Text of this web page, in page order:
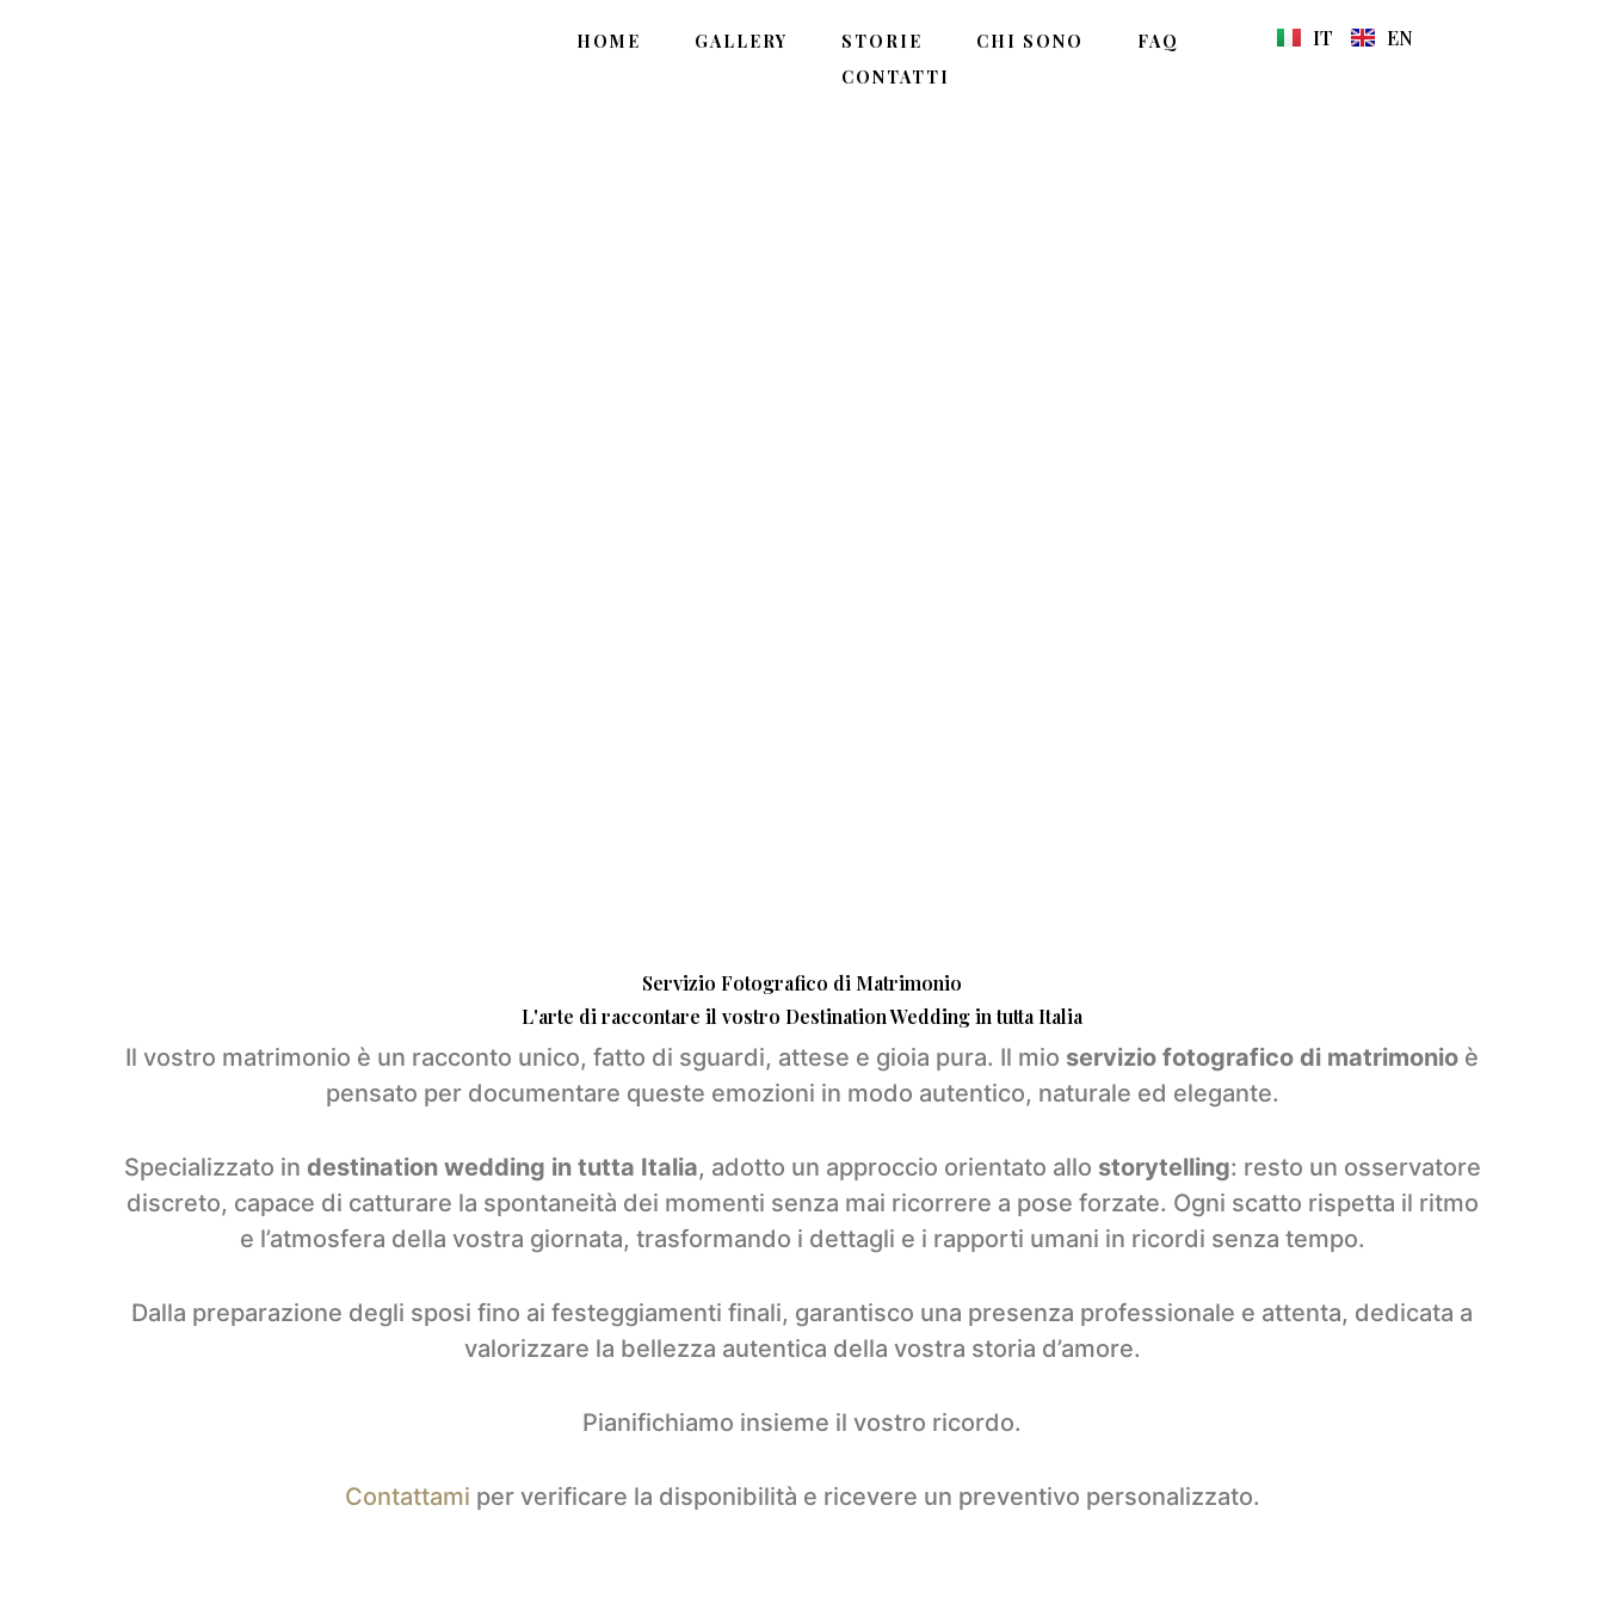
HOME GALLERY STORIE CHI SONO
FAQ
CONTATTI
IT EN
Servizio Fotografico di Matrimonio
L'arte di raccontare il vostro Destination Wedding in tutta Italia
Il vostro matrimonio è un racconto unico, fatto di sguardi, attese e gioia pura. Il mio servizio fotografico di matrimonio è
pensato per documentare queste emozioni in modo autentico, naturale ed elegante.
Specializzato in destination wedding in tutta Italia, adotto un approccio orientato allo storytelling: resto un osservatore
discreto, capace di catturare la spontaneità dei momenti senza mai ricorrere a pose forzate. Ogni scatto rispetta il ritmo
e l’atmosfera della vostra giornata, trasformando i dettagli e i rapporti umani in ricordi senza tempo.
Dalla preparazione degli sposi fino ai festeggiamenti finali, garantisco una presenza professionale e attenta, dedicata a
valorizzare la bellezza autentica della vostra storia d’amore.
Pianifichiamo insieme il vostro ricordo.
Contattami per verificare la disponibilità e ricevere un preventivo personalizzato.